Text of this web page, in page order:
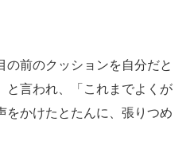
前のクッションを自分だと
と言われ、「これまでよくが
かけたとたんに、張りつめ